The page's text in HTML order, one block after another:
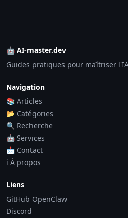
🤖 AI-master.dev
Guides pratiques pour maîtriser
Navigation
📚 Articles
📂 Catégories
🔍 Recherche
🤖 Services
📩 Contact
ℹ️ À propos
Liens
GitHub OpenClaw
Discord